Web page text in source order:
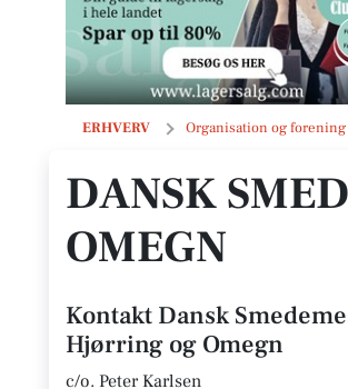
ERHVERV Organisation og
Dansk Smedemesterforening
DANSK
OMEGN
Kontakt Dansk
Hjørring og Omegn
c/o. Peter Karlsen